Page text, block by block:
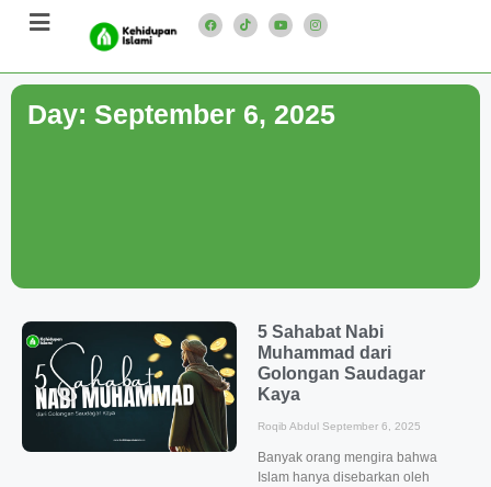
Day: September 6, 2025
5 Sahabat Nabi
Muhammad dari
Golongan Saudagar
Kaya
Roqib Abdul September 6, 2025
Banyak orang mengira bahwa
Islam hanya disebarkan oleh